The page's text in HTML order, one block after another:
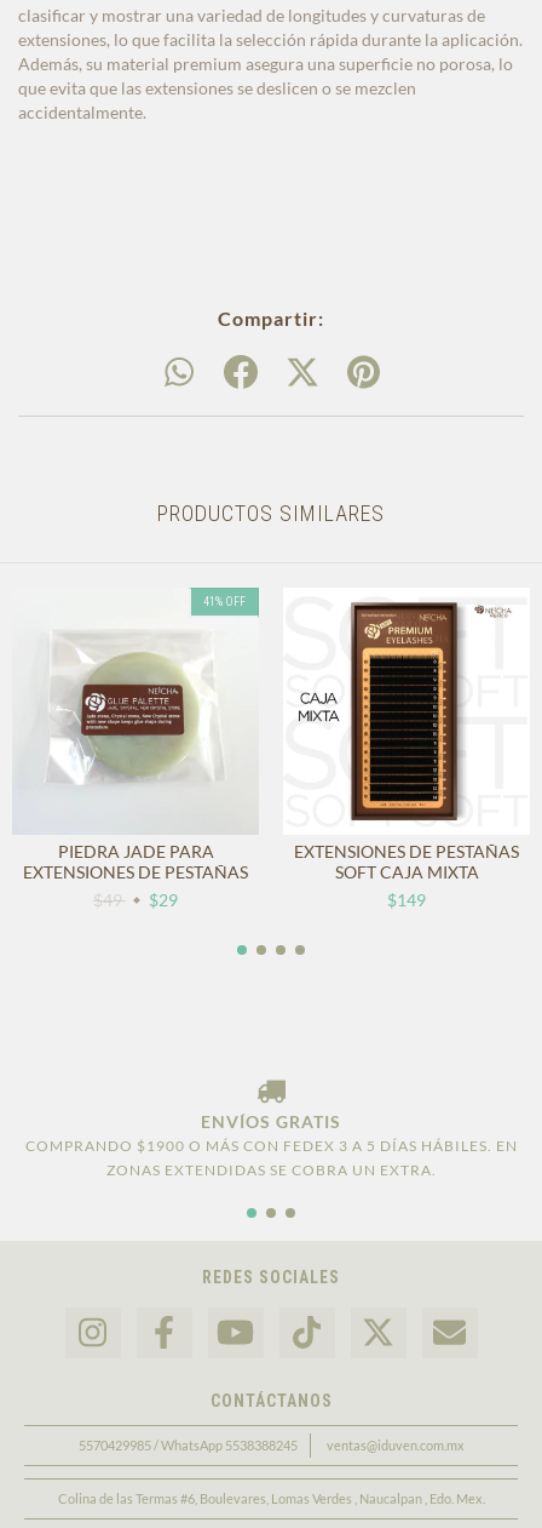
clasificar y mostrar una variedad de longitudes y curvaturas de
extensiones, lo que facilita la selección rápida durante la aplicación.
Además, su material premium asegura una superficie no porosa, lo
que evita que las extensiones se deslicen o se mezclen
accidentalmente.
Compartir:
PRODUCTOS SIMILARES
41 % OFF
PIEDRA JADE PARA
EXTENSIONES DE PESTAÑAS
$49
$29
EXTENSIONES DE PESTAÑAS
SOFT CAJA MIXTA
$149
ENVÍOS GRATIS
COMPRANDO $1900 O MÁS CON FEDEX 3 A 5 DÍAS HÁBILES. EN
ZONAS EXTENDIDAS SE COBRA UN EXTRA.
REDES SOCIALES
CONTÁCTANOS
5570429985 / WhatsApp 5538388245 ventas@iduven.com.mx
Colina de las Termas #6, Boulevares, Lomas Verdes , Naucalpan , Edo. Mex.